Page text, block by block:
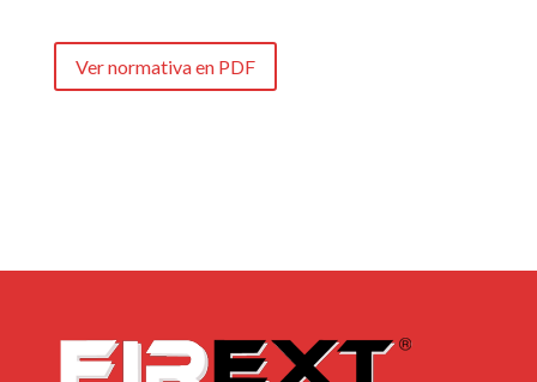
Ver normativa en PDF